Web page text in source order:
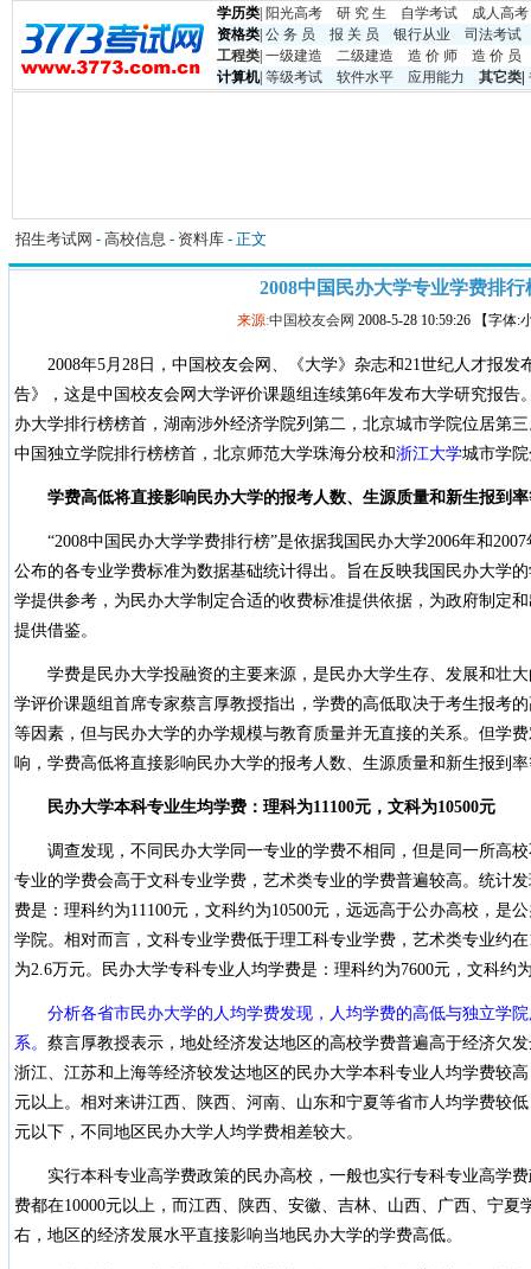
学历类 阳光高考 研 究 生 自学考试
成人高考
资格类 公 务 员 报 关 员 银行从业
司法考试
工程类 一级建造 二级建造 造 价 师
造 价 员
计算机| 等级考试 软件水平 应用能力 其它类
招生考试网 - 高校信息 - 资料库 - 正文
2008中国民办大学专业学费排行
来源:中国校友会网 2008-5-28 10:59:26 【字体:
2008年5月28日，中国校友会网、《大学》杂志和21世纪人才报发
告》，这是中国校友会网大学评价课题组连续第6年发布大学研究报告
办大学排行榜榜首，湖南涉外经济学院列第二，北京城市学院位居第三
中国独立学院排行榜榜首，北京师范大学珠海分校和浙江大学城市学
学费高低将直接影响民办大学的报考人数、生源质量和新生报到率
“2008中国民办大学学费排行榜”是依据我国民办大学2006年和
公布的各专业学费标准为数据基础统计得出。旨在反映我国民办大学
学提供参考，为民办大学制定合适的收费标准提供依据，为政府制定
提供借鉴。
学费是民办大学投融资的主要来源，是民办大学生存、发展和壮
学评价课题组首席专家蔡言厚教授指出，学费的高低取决于考生报考
等因素，但与民办大学的办学规模与教育质量并无直接的关系。但学
响，学费高低将直接影响民办大学的报考人数、生源质量和新生报到
民办大学本科专业生均学费：理科为11100元，文科为10500元
调查发现，不同民办大学同一专业的学费不相同，但是同一所高
专业的学费会高于文科专业学费，艺术类专业的学费普遍较高。统计
费是：理科约为11100元，文科约为10500元，远远高于公办高校，是
学院。相对而言，文科专业学费低于理工科专业学费，艺术类专业约
为2.6万元。民办大学专科专业人均学费是：理科约为7600元，文科约
分析各省市民办大学的人均学费发现，人均学费的高低与独立学
系。 蔡言厚教授表示，地处经济发达地区的高校学费普遍高于经济欠
浙江、江苏和上海等经济较发达地区的民办大学本科专业人均学费较
元以上。相对来讲江西、陕西、河南、山东和宁夏等省市人均学费较
元以下，不同地区民办大学人均学费相差较大。
实行本科专业高学费政策的民办高校，一般也实行专科专业高学
费都在10000元以上，而江西、陕西、安徽、吉林、山西、广西、宁夏
右，地区的经济发展水平直接影响当地民办大学的学费高低。